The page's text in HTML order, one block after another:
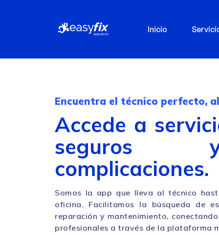
Inicio
Encuentra el técnico perfecto,
Accede a
complicaciones.
Somos la app que lleva al técnico
oficina. Facilitamos la búsqueda de
reparación y mantenimiento,
profesionales a través de la plataforma